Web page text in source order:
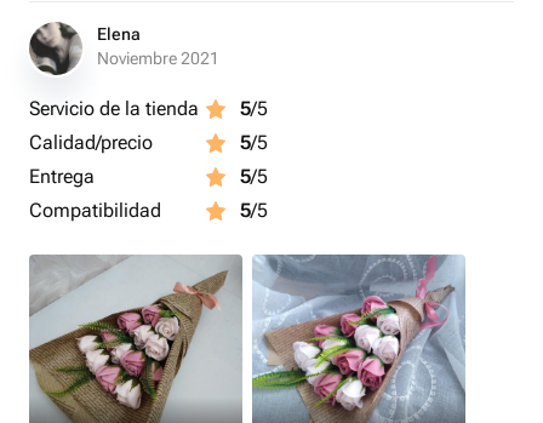
Elena
Noviembre 2021
Servicio de la tienda 5/5
Calidad/precio
5/5
Entrega
5/5
Compatibilidad
5/5